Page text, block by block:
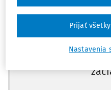
Nastavenia
Prijať